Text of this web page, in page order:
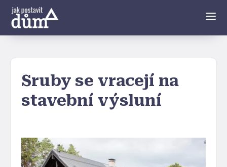
Sruby se vracejí na
stavební výsluní